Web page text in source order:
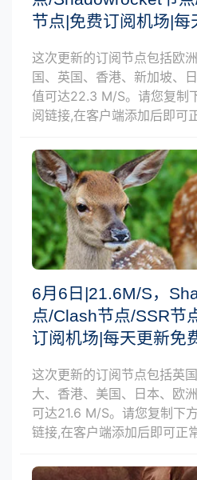
节点|免费订阅机场|每
这次更新的订阅节点包括欧
国、英国、香港、新加坡、
值可达22.3 M/S。请您复制
阅链接,在客户端添加后即可
6月6日|21.6M/S，
点/Clash节点/SSR节
订阅机场|每天更新免
这次更新的订阅节点包括英
大、香港、美国、日本、欧
可达21.6 M/S。请您复制下
链接,在客户端添加后即可正